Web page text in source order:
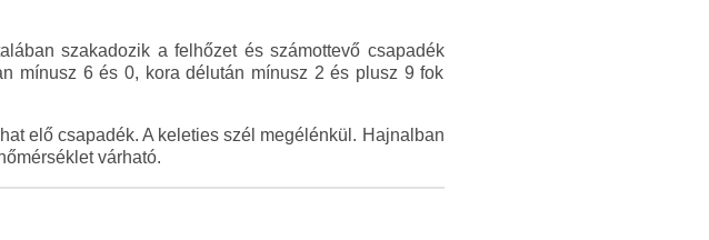
szakadozik a felhőzet és számottevő csapadék
mínusz 6 és 0, kora délután mínusz 2 és plusz 9 fok
elő csapadék. A keleties szél megélénkül. Hajnalban
várható.